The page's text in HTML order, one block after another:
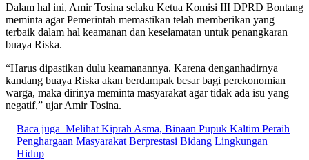
Dalam hal ini, Amir Tosina selaku Ketua Komisi III DPRD Bontang
meminta agar Pemerintah memastikan telah memberikan yang
terbaik dalam hal keamanan dan keselamatan untuk penangkaran
buaya Riska.
“Harus dipastikan dulu keamanannya. Karena denganhadirnya
kandang buaya Riska akan berdampak besar bagi perekonomian
warga, maka dirinya meminta masyarakat agar tidak ada isu yang
negatif,” ujar Amir Tosina.
Baca juga Melihat Kiprah Asma, Binaan Pupuk Kaltim Peraih
Penghargaan Masyarakat Berprestasi Bidang Lingkungan
Hidup